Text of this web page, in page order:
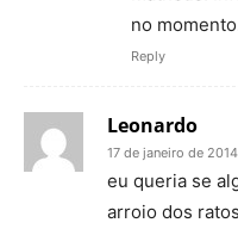
no
Reply
Leonardo
17 de janeiro de
eu queria se
arroio dos